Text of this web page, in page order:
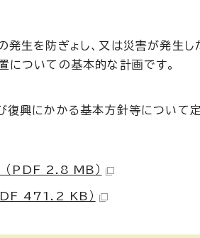
生を防ぎょし、又は災害が発生し
ついての基本的な計画です。
興にかかる基本方針等について定
（PDF 2.8 MB）
471.2 KB）